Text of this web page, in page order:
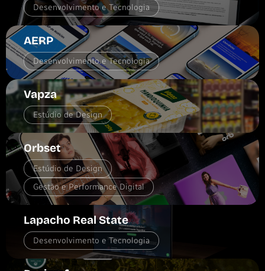
Desenvolvimento e Tecnologia
AERP
Desenvolvimento e Tecnologia
Vapza
Estúdio de Design
Orbset
Estúdio de Design
Gestão e Performance Digital
Lapacho Real State
Desenvolvimento e Tecnologia